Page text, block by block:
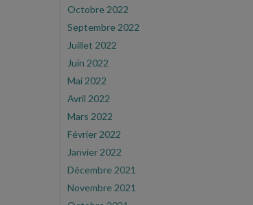
Octobre 2022
Septembre 2022
Juillet 2022
Juin 2022
Mai 2022
Avril 2022
Mars 2022
Février 2022
Janvier 2022
Décembre 2021
Novembre 2021